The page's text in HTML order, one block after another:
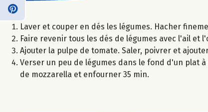
Laver et couper en dés les légumes. Hacher
Faire revenir tous les dés de légumes avec l'ail
Ajouter la pulpe de tomate. Saler, poivrer et
Verser un peu de légumes dans le fond d'un plat
de mozzarella et enfourner 35 min.